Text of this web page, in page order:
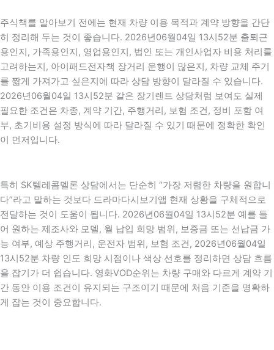
주식책를 알아보기 전에는 현재 차량 이용 목적과 계약 방향을 간단
히 정리해 두는 것이 좋습니다. 2026년06월04일 13시52분 출퇴근
용인지, 가족용인지, 영업용인지, 법인 또는 개인사업자 비용 처리를
고려하는지, 아이패드전자책 장거리 운행이 많은지, 차량 교체 주기
를 짧게 가져가고 싶은지에 따라 상담 방향이 달라질 수 있습니다.
2026년06월04일 13시52분 같은 장기렌트 상담처럼 보여도 실제
필요한 조건은 차종, 계약 기간, 주행거리, 보험 조건, 정비 포함 여
부, 초기비용 설정 방식에 따라 달라질 수 있기 때문에 정확한 확인
이 먼저입니다.
특히 SK텔레콤멜론 상담에서는 단순히 “가장 저렴한 차량을 원합니
다”라고 말하는 것보다 드라마다시보기앱 현재 상황을 구체적으로
전달하는 것이 도움이 됩니다. 2026년06월04일 13시52분 예를 들
어 원하는 제조사와 모델, 월 납입 희망 범위, 보증금 또는 선납금 가
능 여부, 예상 주행거리, 운전자 범위, 보험 조건, 2026년06월04일
13시52분 차량 인도 희망 시점이나 색상 선호를 정리하면 상담 흐름
을 잡기가 더 쉽습니다. 영화VOD순위는 차량 구매와 다르게 계약 기
간 동안 이용 조건이 유지되는 구조이기 때문에 처음 기준을 명확하
게 잡는 것이 중요합니다.